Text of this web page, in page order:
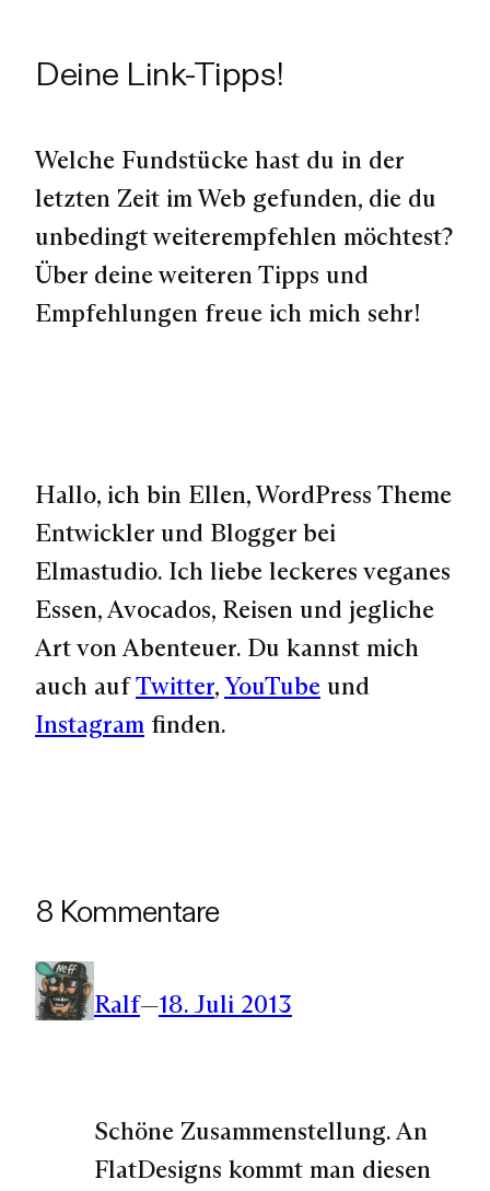
Deine Link-Tipps!
Welche Fundstücke hast du in der
letzten Zeit im Web gefunden, die du
unbedingt weiterempfehlen möchtest?
Über deine weiteren Tipps und
Empfehlungen freue ich mich sehr!
Hallo, ich bin Ellen, WordPress Theme
Entwickler und Blogger bei
Elmastudio. Ich liebe leckeres veganes
Essen, Avocados, Reisen und jegliche
Art von Abenteuer. Du kannst mich
auch aufTwitter,YouTube und
Instagram finden.
8 Kommentare
Ralf—18. Juli 2013
Schöne Zusammenstellung. An
FlatDesigns kommt man diesen